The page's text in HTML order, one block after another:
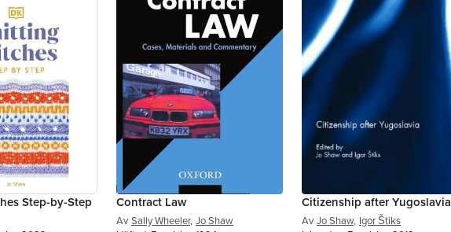
Step-by-Step Contract Law
Av Sally Wheeler, Jo Shaw
Citizenship after Yugoslavia
Av Jo Shaw, Igor Štiks